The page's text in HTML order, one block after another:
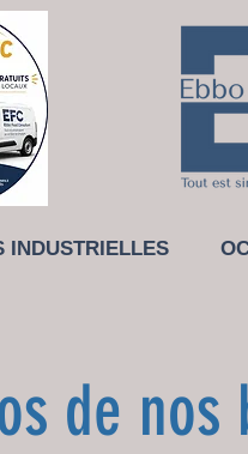
INDUSTRIELLES
de